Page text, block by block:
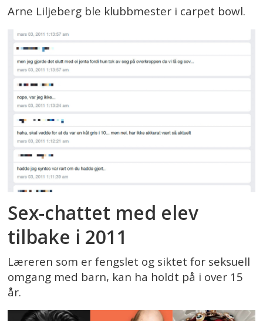
Arne Liljeberg ble klubbmester i carpet bowl.
Sex-chattet med elev
tilbake i 2011
Læreren som er fengslet og siktet for seksuell
omgang med barn, kan ha holdt på i over 15
år.